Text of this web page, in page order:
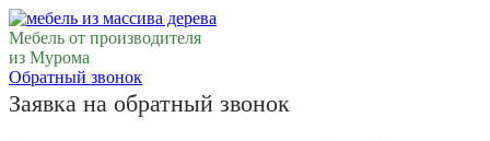
Мебель от производителя
из Мурома
Обратный звонок
Заявка на обратный звонок